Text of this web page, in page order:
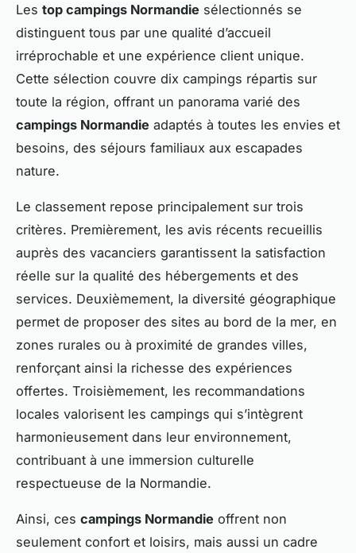
Les top campings Normandie sélectionnés se
distinguent tous par une qualité d’accueil
irréprochable et une expérience client unique.
Cette sélection couvre dix campings répartis sur
toute la région, offrant un panorama varié des
campings Normandie adaptés à toutes les envies et
besoins, des séjours familiaux aux escapades
nature.
Le classement repose principalement sur trois
critères. Premièrement, les avis récents recueillis
auprès des vacanciers garantissent la satisfaction
réelle sur la qualité des hébergements et des
services. Deuxièmement, la diversité géographique
permet de proposer des sites au bord de la mer, en
zones rurales ou à proximité de grandes villes,
renforçant ainsi la richesse des expériences
offertes. Troisièmement, les recommandations
locales valorisent les campings qui s’intègrent
harmonieusement dans leur environnement,
contribuant à une immersion culturelle
respectueuse de la Normandie.
Ainsi, ces campings Normandie offrent non
seulement confort et loisirs, mais aussi un cadre